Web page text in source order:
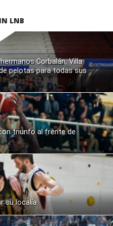
LNB
Corbalán, Villa
pelotas para todas sus
triunfo al frente de
su localía